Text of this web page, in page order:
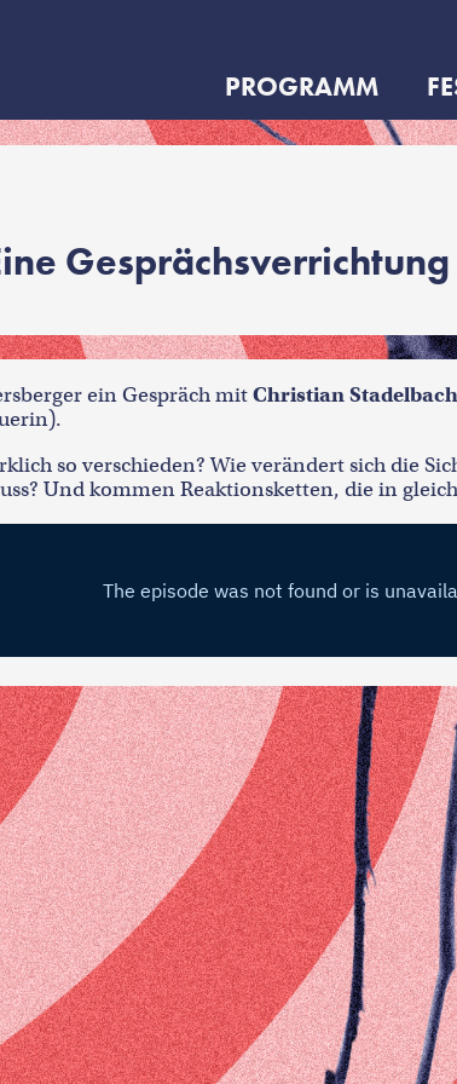
PROGRAMM
Gesprächsverrichtung
ein Gespräch mitChristian
so verschieden? Wie verändert sich die
Und kommen Reaktionsketten, die in